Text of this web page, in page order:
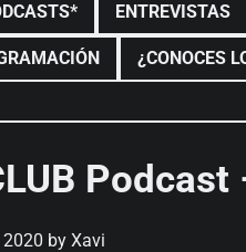
ENTREVISTAS
¿CONOCES
by Xavi